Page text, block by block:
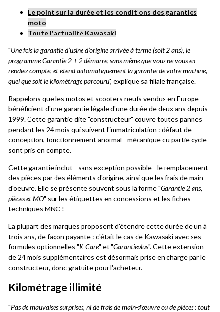
Le point sur la durée et les conditions des garanties
moto
Toute l'actualité Kawasaki
"Une fois la garantie d’usine d’origine arrivée à terme (soit 2 ans), le
programme Garantie 2 + 2 démarre, sans même que vous ne vous en
rendiez compte, et étend automatiquement la garantie de votre machine,
quel que soit le kilométrage parcouru", explique sa filiale française.
Rappelons que les motos et scooters neufs vendus en Europe
bénéficient d'unegarantie légale d'une durée de deuxans depuis
1999. Cette garantie dite "constructeur" couvre toutes pannes
pendant les 24 mois qui suivent l'immatriculation : défaut de
conception, fonctionnement anormal - mécanique ou partie cycle -
sont pris en compte.
Cette garantie inclut - sans exception possible - le remplacement
des pièces par des éléments d'origine, ainsi que les frais de main
d'oeuvre. Elle se présente souvent sous la forme "Garantie 2 ans,
pièces et MO" sur les étiquettes en concessions et les fiches
techniques MNC !
La plupart des marques proposent d'étendre cette durée de un à
trois ans, de façon payante : c'était le cas de Kawasaki avec ses
formules optionnelles "K-Care" et "Garantieplus". Cette extension
de 24 mois supplémentaires est désormais prise en charge par le
constructeur, donc gratuite pour l'acheteur.
Kilométrage illimité
"Pas de mauvaises surprises, ni de frais de main-d’œuvre ou de pièces : tout